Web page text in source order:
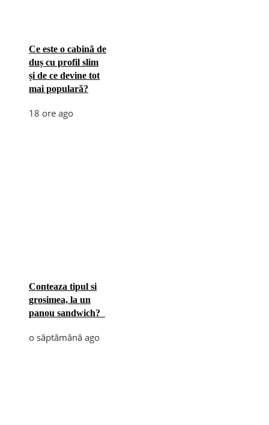
Ce este o cabină de
duș cu profil slim
și de ce devine tot
mai populară?
18 ore ago
Conteaza tipul si
grosimea, la un
panou sandwich?
o săptămână ago